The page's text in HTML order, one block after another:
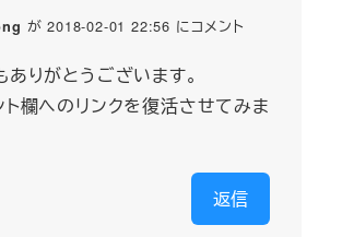
が 2018-02-01 22:56 にコメント
ありがとうございます。
ト欄へのリンクを復活させてみま
返信